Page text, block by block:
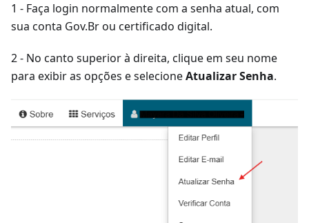
1 - Faça login normalmente com a senha atual, com
sua conta Gov.Br ou certificado digital.
2 - No canto superior à direita, clique em seu nome
para exibir as opções e selecioneAtualizar Senha.